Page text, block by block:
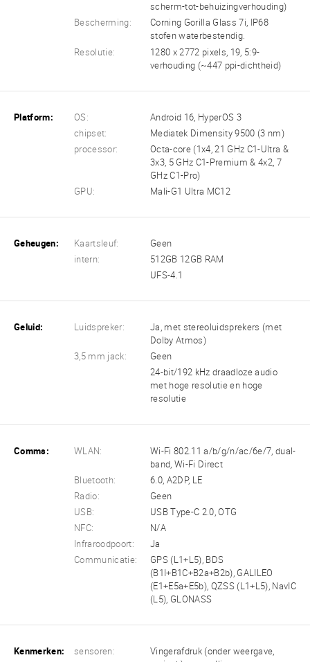
scherm-tot-behuizingverhouding)
Bescherming:
Corning Gorilla Glass 7i, IP68
stofen waterbestendig.
Resolutie:
1280 x 2772 pixels, 19, 5:9-
verhouding (~447 ppi-dichtheid)
Platform: OS:
Android 16, HyperOS 3
chipset:
Mediatek Dimensity 9500 (3 nm)
processor:
Octa-core (1x4, 21 GHz C1-Ultra &
3x3, 5 GHz C1-Premium & 4x2, 7
GHz C1-Pro)
GPU:
Mali-G1 Ultra MC12
Geheugen: Kaartsleuf:
Geen
intern:
512GB 12GB RAM
UFS-4.1
Geluid: Luidspreker:
Ja, met stereoluidsprekers (met
Dolby Atmos)
3,5 mm jack:
Geen
24-bit/192 kHz draadloze audio
met hoge resolutie en hoge
resolutie
Comms: WLAN:
Wi-Fi 802.11 a/b/g/n/ac/6e/7, dual-
band, Wi-Fi Direct
Bluetooth:
6.0, A2DP, LE
Radio:
Geen
USB:
USB Type-C 2.0, OTG
NFC:
N/A
Infraroodpoort:
Ja
Communicatie:
GPS (L1+L5), BDS
(B1I+B1C+B2a+B2b), GALILEO
(E1+E5a+E5b), QZSS (L1+L5), NavIC
(L5), GLONASS
Kenmerken: sensoren:
Vingerafdruk (onder weergave,